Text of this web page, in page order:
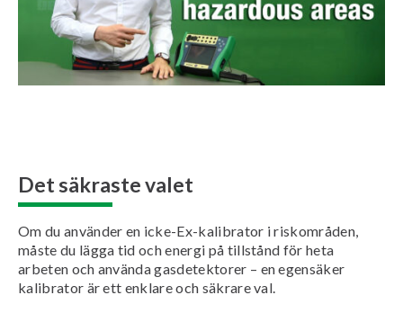
Det säkraste valet
Om du använder en icke-Ex-kalibrator i riskområden,
måste du lägga tid och energi på tillstånd för heta
arbeten och använda gasdetektorer – en egensäker
kalibrator är ett enklare och säkrare val.